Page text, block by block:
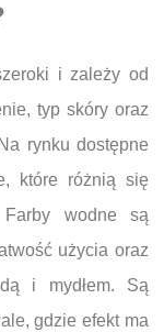
i zależy od
typ skóry oraz
rynku dostępne
które różnią się
Farby wodne są
użycia oraz
i mydłem. Są
gdzie efekt ma